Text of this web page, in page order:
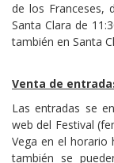
de los Franceses,
Santa Clara de
también en Santa
Venta de
Las entradas se
web del Festival
Vega en el horario
también se